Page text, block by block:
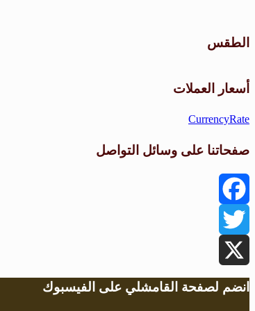
الطقس
أسعار العملات
CurrencyRate
صفحاتنا على وسائل التواصل
Facebook
Twitter
X
انضم لصفحة القامشلي على الفيسبوك